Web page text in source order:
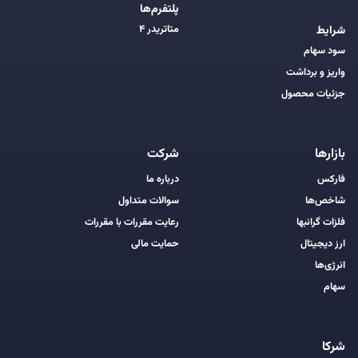
شرایط
سود سهام
واریز و برداشت
جزئیات محصول
پلتفرم‌ها
متاتریدر ۴
بازارها
فارکس
شاخص‌ها
فلزات گرانبها
ارز دیجیتال
انرژی‌ها
سهام
شرکت
درباره ما
سوالات متداول
رعایت مقررات با مقررات
حمایت مالی
شرکا